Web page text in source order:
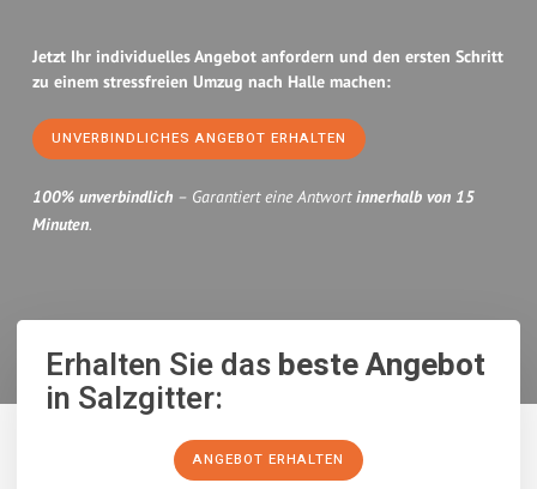
Jetzt Ihr individuelles Angebot anfordern und den ersten Schritt
zu einem stressfreien Umzug nach Halle machen:
UNVERBINDLICHES ANGEBOT ERHALTEN
100% unverbindlich – Garantiert eine Antwortinnerhalb von 15
Minuten.
Erhalten Sie dasbeste Angebot
in Salzgitter:
ANGEBOT ERHALTEN